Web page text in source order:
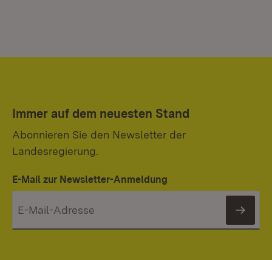
Immer auf dem neuesten Stand
Abonnieren Sie den Newsletter der
Landesregierung.
E-Mail zur Newsletter-Anmeldung